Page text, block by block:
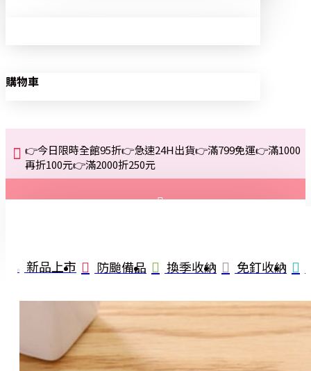
購物車
👉今日限時全館95折👉急速24H出貨👉滿799免運👉滿1000
再折100元👉滿2000折250元
註冊
詢問
新品上市 防颱備品 換季收納 免釘收納